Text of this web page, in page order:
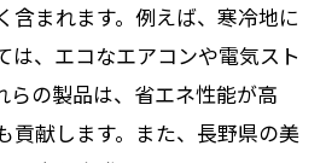
含まれます。例えば、寒冷地に
は、エコなエアコンや電気スト
らの製品は、省エネ性能が高
貢献します。また、長野県の美